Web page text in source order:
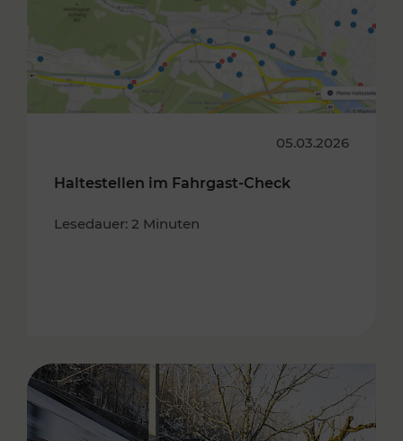
05.03.2026
Haltestellen im Fahrgast-Check
Lesedauer: 2 Minuten